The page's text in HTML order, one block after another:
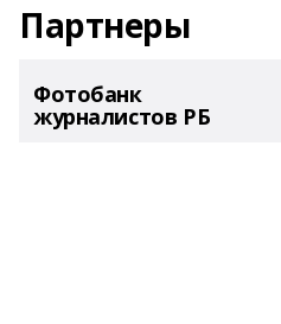
Партнеры
Фотобанк
журналистов РБ